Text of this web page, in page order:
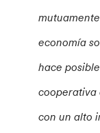
economía
hace
cooperativa
con un alto